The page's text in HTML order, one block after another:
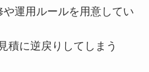
運用ルールを用意してい
積に逆戻りしてしまう